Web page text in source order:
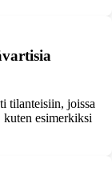
tilanteisiin, joissa
kuten esimerkiksi